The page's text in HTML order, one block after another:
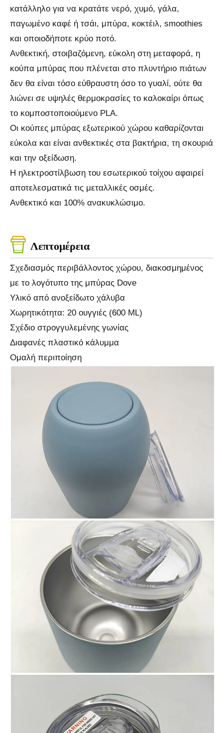
κατάλληλο για να κρατάτε νερό, χυμό, γάλα,
παγωμένο καφέ ή τσάι, μπύρα, κοκτέιλ, smoothies
και οποιοδήποτε κρύο ποτό.
Ανθεκτική, στοιβαζόμενη, εύκολη στη μεταφορά, η
κούπα μπύρας που πλένεται στο πλυντήριο πιάτων
δεν θα είναι τόσο εύθραυστη όσο το γυαλί, ούτε θα
λιώνει σε υψηλές θερμοκρασίες το καλοκαίρι όπως
το κομποστοποιούμενο PLA.
Οι κούπες μπύρας εξωτερικού χώρου καθαρίζονται
εύκολα και είναι ανθεκτικές στα βακτήρια, τη σκουριά
και την οξείδωση.
Η ηλεκτροστίλβωση του εσωτερικού τοίχου αφαιρεί
αποτελεσματικά τις μεταλλικές οσμές.
Ανθεκτικό και 100% ανακυκλώσιμο.
Λεπτομέρεια
Σχεδιασμός περιβάλλοντος χώρου, διακοσμημένος
με το λογότυπο της μπύρας Dove
Υλικό από ανοξείδωτο χάλυβα
Χωρητικότητα: 20 ουγγιές (600 ML)
Σχέδιο στρογγυλεμένης γωνίας
Διαφανές πλαστικό κάλυμμα
Ομαλή περιποίηση